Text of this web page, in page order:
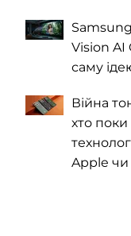
Vision AI
саму
Війна
хто
Apple